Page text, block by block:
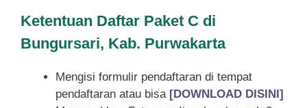
Ketentuan Daftar Paket C di
Bungursari, Kab. Purwakarta
Mengisi formulir pendaftaran di tempat
pendaftaran atau bisa [DOWNLOAD DISINI]